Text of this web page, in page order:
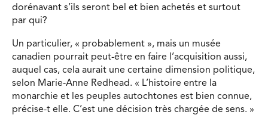
dorénavant s’ils seront bel et bien achetés et surtout
par qui?
Un particulier, « probablement », mais un musée
canadien pourrait peut-être en faire l’acquisition aussi,
auquel cas, cela aurait une certaine dimension politique,
selon Marie-Anne Redhead. « L’histoire entre la
monarchie et les peuples autochtones est bien connue,
précise-t elle. C’est une décision très chargée de sens. »